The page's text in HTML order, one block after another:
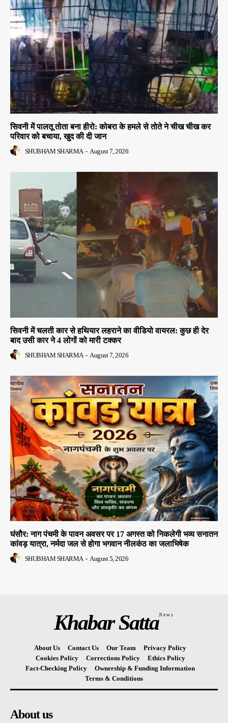
सिवनी में पालतू तोता बना हीरो: कोबरा के हमले से तोते ने चीख चीख कर
परिवार को बचाया, खुद की दी जान
SHUBHAM SHARMA - August 7, 2026
सिवनी में चलती कार से हथियार लहराने का वीडियो वायरल: कुछ ही देर
बाद उसी कार ने 4 लोगों को मारी टक्कर
SHUBHAM SHARMA - August 7, 2026
घंसौर: नाग पंचमी के पावन अवसर पर 17 अगस्त को निकलेगी भव्य सनातन
कांवड़ यात्रा, नर्मदा जल से होगा भगवान नीलकंठ का जलाभिषेक
SHUBHAM SHARMA - August 5, 2026
Khabar SattaNews
About Us Contact Us Our Team
Privacy Policy
Cookies Policy
Corrections Policy
Ethics Policy
Fact-Checking Policy
Ownership & Funding Information
Terms & Conditions
About us